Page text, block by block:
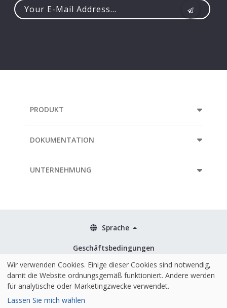
PRODUKT
DOKUMENTATION
UNTERNEHMUNG
Geschäftsbedingungen
Richtlinien
Sicherheit & ISO 27001
Sprache
Wir verwenden Cookies. Einige dieser Cookies sind notwendig,
damit die Website ordnungsgemäß funktioniert. Andere werden
für analytische oder Marketingzwecke verwendet.
Lassen Sie mich wählen